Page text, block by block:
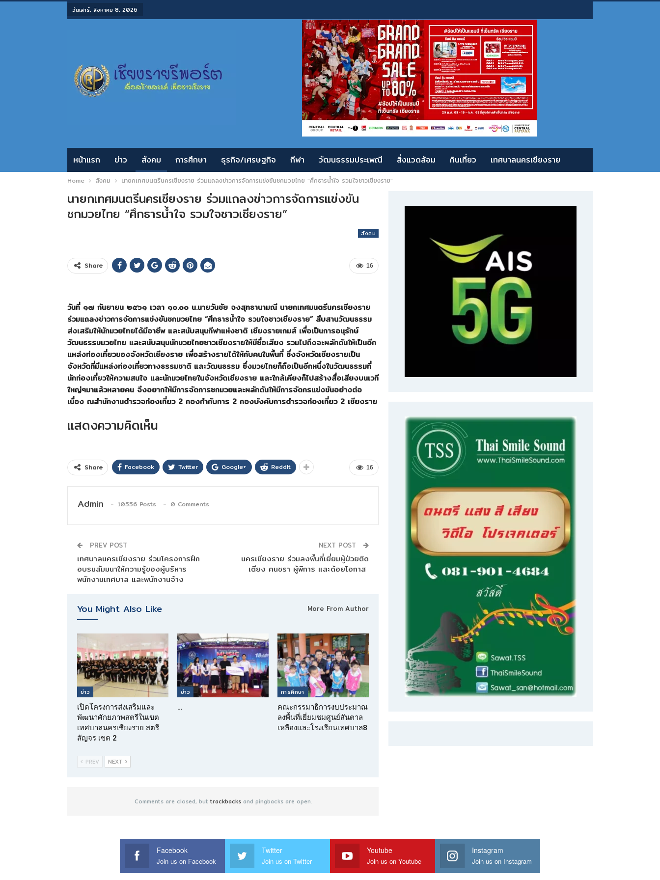
วันเสาร์, สิงหาคม 8, 2026
หน้าแรก ข่าว สังคม การศึกษา ธุรกิจ/เศรษฐกิจ กีฬา วัฒนธรรมประเพณี สิ่งแวดล้อม กินเที่ยว เทศบาลนครเชียงราย
Home สังคม นายกเทศมนตรีนครเชียงราย ร่วมแถลงข่าวการจัดการแข่งขันชกมวยไทย “ศึกธารน้ำใจ รวมใจชาวเชียงราย”
นายกเทศมนตรีนครเชียงราย ร่วมแถลงข่าวการจัดการแข่งขัน
ชกมวยไทย “ศึกธารน้ำใจ รวมใจชาวเชียงราย”
สังคม
16
Share
วันที่ ๑๗ กันยายน ๒๕๖๑ เวลา ๑๐.๐๐ น.นายวันชัย จงสุทธานามณี นายกเทศมนตรีนครเชียงราย
ร่วมแถลงข่าวการจัดการแข่งขันชกมวยไทย “ศึกธารน้ำใจ รวมใจชาวเชียงราย” สืบสานวัฒนธรรม
ส่งเสริมให้นักมวยไทยได้มีอาชีพ และสนับสนุนกีฬาแห่งชาติ เชียงรายเกมส์ เพื่อเป็นการอนุรักษ์
วัฒนธรรมมวยไทย และสนับสนุนนักมวยไทยชาวเชียงรายให้มีชื่อเสียง รวมไปถึงจะผลักดันให้เป็นอีก
แหล่งท่องเที่ยวของจังหวัดเชียงราย เพื่อสร้างรายได้ให้กับคนในพื้นที่ ซึ่งจังหวัดเชียงรายเป็น
จังหวัดที่มีแหล่งท่องเที่ยวทางธรรมชาติ และวัฒนธรรม ซึ่งมวยไทยก็ถือเป็นอีกหนึ่งในวัฒนธรรมที่
นักท่องเที่ยวให้ความสนใจ และนักมวยไทยในจังหวัดเชียงราย และใกล้เคียงก็ไปสร้างสื่อเสียงบนเวที
ใหญ่ๆมาแล้วหลายคน จึงอยากให้มีการจัดการชกมวยและผลักดันให้มีการจัดกรแข่งขันอย่างต่อ
เนื่อง ณสำนักงานตำรวจท่องเที่ยว 2 กองกำกับการ 2 กองบังคับการตำรวจท่องเที่ยว 2 เชียงราย
แสดงความคิดเห็น
16
Share Facebook Twitter Google+ ReddIt
Admin 10556 Posts 0 Comments
PREV POST
เทศบาลนครเชียงราย ร่วมโครงการฝึก
อบรมสัมมนาให้ความรู้ของผู้บริหาร
พนักงานเทศบาล และพนักงานจ้าง
NEXT POST
นครเชียงราย ร่วมลงพื้นที่เยี่ยมผู้ป่วยติด
เตียง คนชรา ผู้พิการ และด้อยโอกาส
You Might Also Like More From Author
ข่าว
เปิดโครงการส่งเสริมและ
พัฒนาศักยภาพสตรีในเขต
เทศบาลนครเชียงราย สตรี
สัญจร เขต 2
ข่าว
…
การศึกษา
คณะกรรมาธิการงบประมาณ
ลงพื้นที่เยี่ยมชมศูนย์สันตาล
เหลืองและโรงเรียนเทศบาล8
PREV NEXT
Comments are closed, buttrackbacksand pingbacks are open.
Facebook
Join us on Facebook
Twitter
Join us on Twitter
Youtube
Join us on Youtube
Instagram
Join us on Instagram